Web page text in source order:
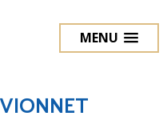
MENU